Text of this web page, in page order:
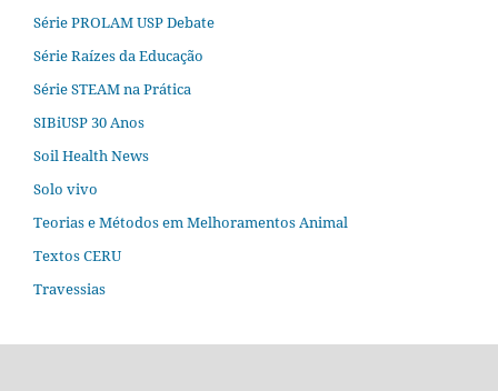
Série PROLAM USP Debate
Série Raízes da Educação
Série STEAM na Prática
SIBiUSP 30 Anos
Soil Health News
Solo vivo
Teorias e Métodos em Melhoramentos Animal
Textos CERU
Travessias